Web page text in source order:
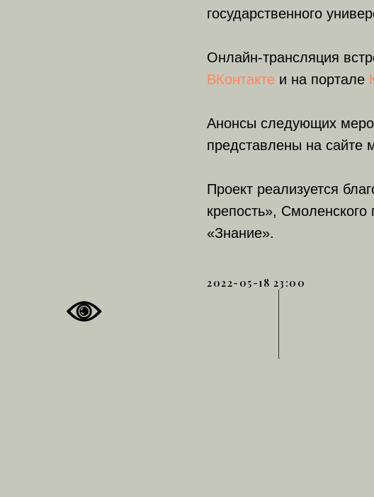
государственного
Онлайн-трансляция
ВКонтакте и на портале
Анонсы следующих
представлены на сайте
Проект реализуется
крепость», Смоленского
«Знание».
2022-05-18 23:00